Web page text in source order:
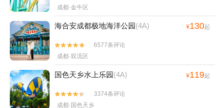
成都·金牛区
海合安成都极地海洋公园(4A) ¥130起


6577条评论
成都·双流区
国色天乡水上乐园(4A) ¥119起


3374条评论
成都·国色天乡